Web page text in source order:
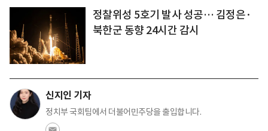
정찰위성 5호기 발사 성공… 김정은·
북한군 동향 24시간 감시
신지인 기자
정치부 국회팀에서 더불어민주당을 출입합니다.